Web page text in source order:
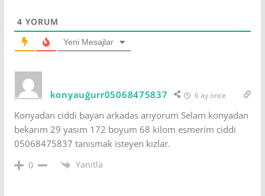
4 YORUM
Yeni Mesajlar
konyauğurr05068475837 6 ay önce
Konyadan ciddi bayan arkadas arıyorum Selam konyadan
bekarım 29 yasım 172 boyum 68 kilom esmerim ciddi
05068475837 tanısmak isteyen kızlar.
0 Yanıtla